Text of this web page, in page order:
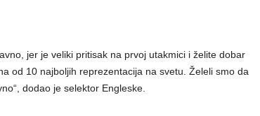
jer je veliki pritisak na prvoj utakmici i želite dobar
od 10 najboljih reprezentacija na svetu. Želeli smo da
dodao je selektor Engleske.